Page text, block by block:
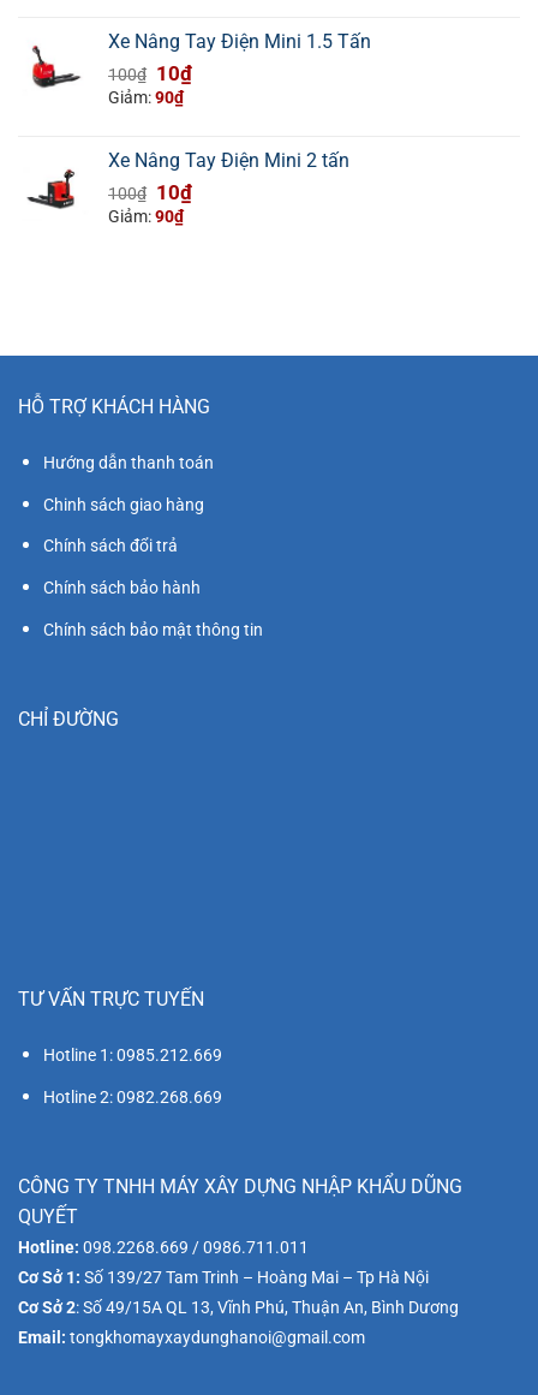
42.000.000₫. là:
37.000.000₫.
Xe Nâng Tay Điện Mini 1.5 Tấn
100₫ Giá
gốc
100₫.
10₫Giá
là:
10₫.
Giảm:90₫
Xe Nâng Tay Điện Mini 2 tấn
100₫ Giá
gốc
10₫Giá
Giảm:90₫
HỖ TRỢ KHÁCH HÀNG
Hướng dẫn thanh toán
Chinh sách giao hàng
Chính sách đổi trả
Chính sách bảo hành
Chính sách bảo mật thông tin
CHỈ ĐƯỜNG
TƯ VẤN TRỰC TUYẾN
Hotline 1: 0985.212.669
Hotline 2: 0982.268.669
CÔNG TY TNHH MÁY XÂY DỰNG NHẬP KHẨU DŨNG
QUYẾT
Hotline: 098.2268.669 / 0986.711.011
Cơ Sở 1: Số 139/27 Tam Trinh – Hoàng Mai – Tp Hà Nội
Cơ Sở 2: Số 49/15A QL 13, Vĩnh Phú, Thuận An, Bình Dương
Email: tongkhomayxaydunghanoi@gmail.com